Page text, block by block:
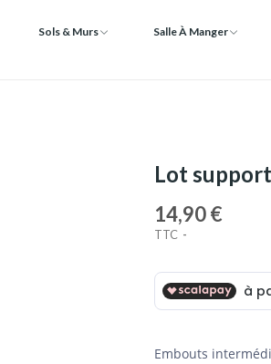
Sols & Murs
Salle À Manger
Lot
14,90 €
TTC
Embouts